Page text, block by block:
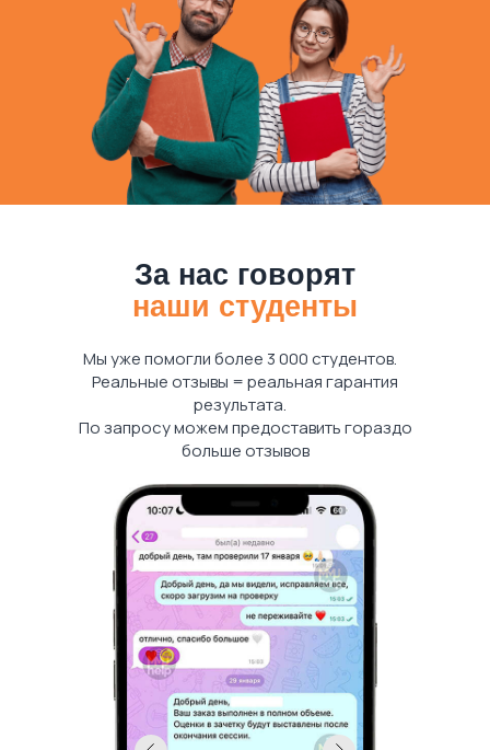
За нас говорят
наши студенты
Мы уже помогли более 3 000 студентов.
Реальные отзывы = реальная гарантия
результата.
По запросу можем предоставить гораздо
больше отзывов